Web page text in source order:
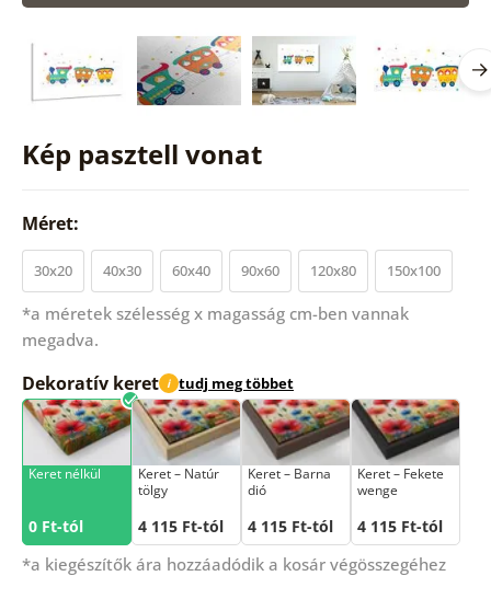
Kép pasztell vonat
Méret:
30x20 40x30 60x40 90x60 120x80 150x100
*a méretek szélesség x magasság cm-ben vannak
megadva.
Dekoratív keret i tudj meg többet
Keret nélkül
0 Ft-tól
Keret – Natúr
tölgy
4 115 Ft-tól
Keret – Barna
dió
4 115 Ft-tól
Keret – Fekete
wenge
4 115 Ft-tól
*a kiegészítők ára hozzáadódik a kosár végösszegéhez